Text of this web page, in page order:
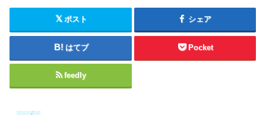
ポスト シェア
はてブ Pocket
feedly